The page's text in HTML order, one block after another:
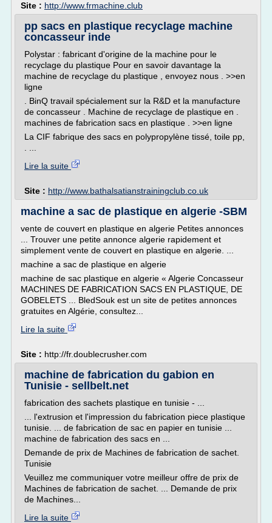
Site : http://www.frmachine.club
pp sacs en plastique recyclage machine
concasseur inde
Polystar : fabricant d'origine de la machine pour le
recyclage du plastique Pour en savoir davantage la
machine de recyclage du plastique , envoyez nous . >>en
ligne
. BinQ travail spécialement sur la R&D et la manufacture
de concasseur . Machine de recyclage de plastique en .
machines de fabrication sacs en plastique . >>en ligne
La CIF fabrique des sacs en polypropylène tissé, toile pp,
Lire la suite
Site : http://www.bathalsatianstrainingclub.co.uk
machine a sac de plastique en algerie -SBM
vente de couvert en plastique en algerie Petites annonces
... Trouver une petite annonce algerie rapidement et
simplement vente de couvert en plastique en algerie. ...
machine a sac de plastique en algerie
machine de sac plastique en algerie « Algerie Concasseur
MACHINES DE FABRICATION SACS EN PLASTIQUE, DE
GOBELETS ... BledSouk est un site de petites annonces
gratuites en Algérie, consultez...
Lire la suite
Site : http://fr.doublecrusher.com
machine de fabrication du gabion en
Tunisie - sellbelt.net
fabrication des sachets plastique en tunisie - ...
... l'extrusion et l'impression du fabrication piece plastique
tunisie. ... de fabrication de sac en papier en tunisie ...
machine de fabrication des sacs en ...
Demande de prix de Machines de fabrication de sachet.
Tunisie
Veuillez me communiquer votre meilleur offre de prix de
Machines de fabrication de sachet. ... Demande de prix
de Machines...
Lire la suite